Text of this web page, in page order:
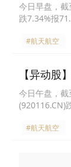
今日早盘，
跌7.34%报
#航天航空
【异动股
今日午盘，
(920116.CN)
#航天航空